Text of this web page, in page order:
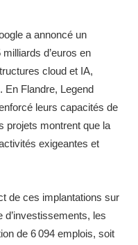
a annoncé un
d’euros en
cloud et IA,
En Flandre, Legend
leurs capacités de
projets montrent que la
exigeantes et
de ces implantations sur
d’investissements, les
de 6 094 emplois, soit